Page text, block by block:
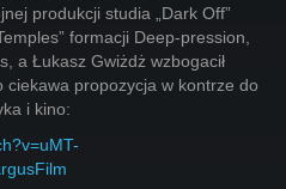
produkcji studia „Dark Off”
formacji Deep-pression,
a Łukasz Gwiżdż wzbogacił
propozycja w kontrze do
i kino: